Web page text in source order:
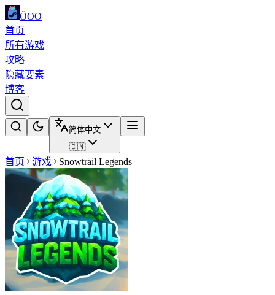
ÖOO
首页
所有游戏
攻略
隐藏要素
博客
简体中文
🇨🇳
首页 游戏 Snowtrail Legends